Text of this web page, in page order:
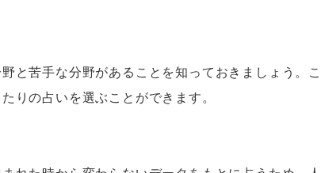
と苦手な分野があることを知っておきましょう。こ
りの占いを選ぶことができます。